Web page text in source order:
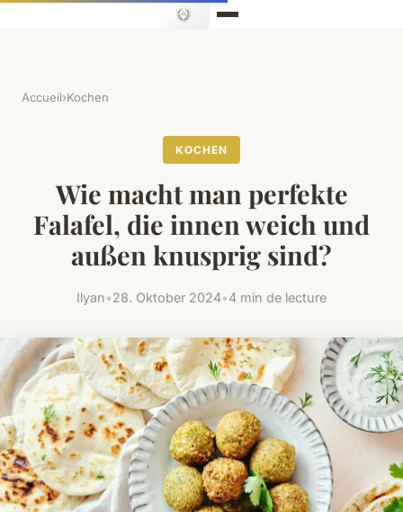
Accueil›Kochen
KOCHEN
Wie macht man perfekte
Falafel, die innen weich und
außen knusprig sind?
Ilyan•28. Oktober 2024•4 min de lecture